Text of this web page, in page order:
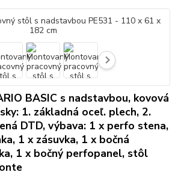
BASIC s nadstavbou, kovová
1. základná oceľ. plech, 2.
DTD, výbava: 1 x perfo stena,
1 x zásuvka, 1 x bočná
1 x bočný perfopanel, stôl